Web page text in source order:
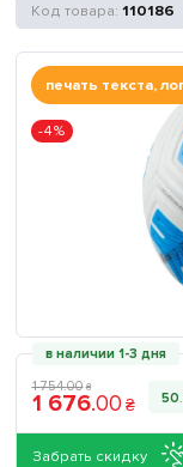
110186
печать текста,
-4%
в наличии 1-3 дня
1 754.00 ₴
1 676.00 ₴ 50.
Забрать скидку